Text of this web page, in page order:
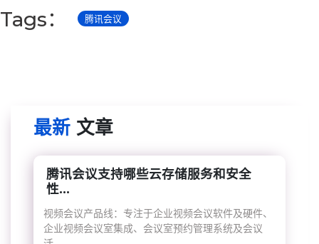
Tags： 腾讯会议
最新 文章
腾讯会议支持哪些云存储服务和安全
性...
视频会议产品线：专注于企业视频会议软件及硬件、
企业视频会议室集成、会议室预约管理系统及会议